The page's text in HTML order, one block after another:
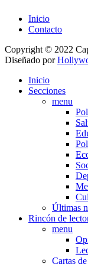
Inicio
Contacto
Copyright © 2022
Diseñado por
Inicio
Secciones
menu
Últimas
Rincón de
menu
Cartas